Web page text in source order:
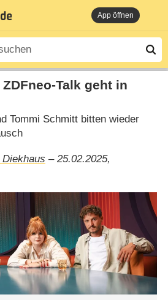
App öffnen
Talk geht in
Tommi Schmitt bitten wieder
– 25.02.2025,